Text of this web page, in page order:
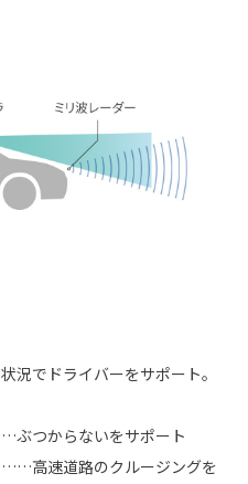
況でドライバーをサポート。
つからないをサポート
高速道路のクルージングを